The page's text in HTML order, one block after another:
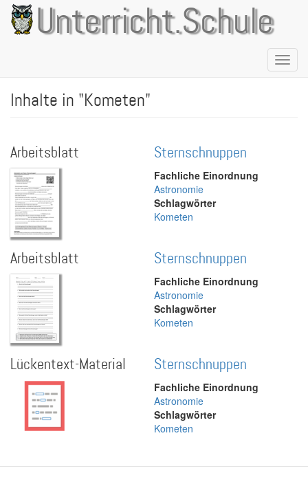
Direkt
zum
Inhalt
Unterricht.Schule
Inhalte in "Kometen"
Arbeitsblatt Sternschnuppen
Fachliche Einordnung
Astronomie
Schlagwörter
Kometen
Arbeitsblatt Sternschnuppen
Fachliche Einordnung
Astronomie
Schlagwörter
Kometen
Lückentext-Material Sternschnuppen
Fachliche Einordnung
Astronomie
Schlagwörter
Kometen